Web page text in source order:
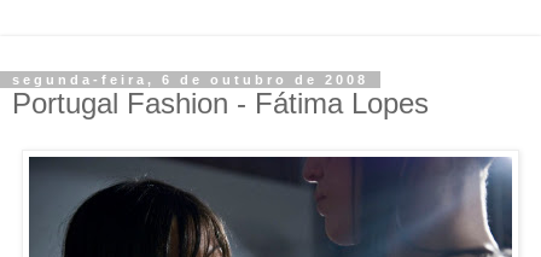
segunda-feira, 6 de outubro de 2008
Portugal Fashion - Fátima Lopes